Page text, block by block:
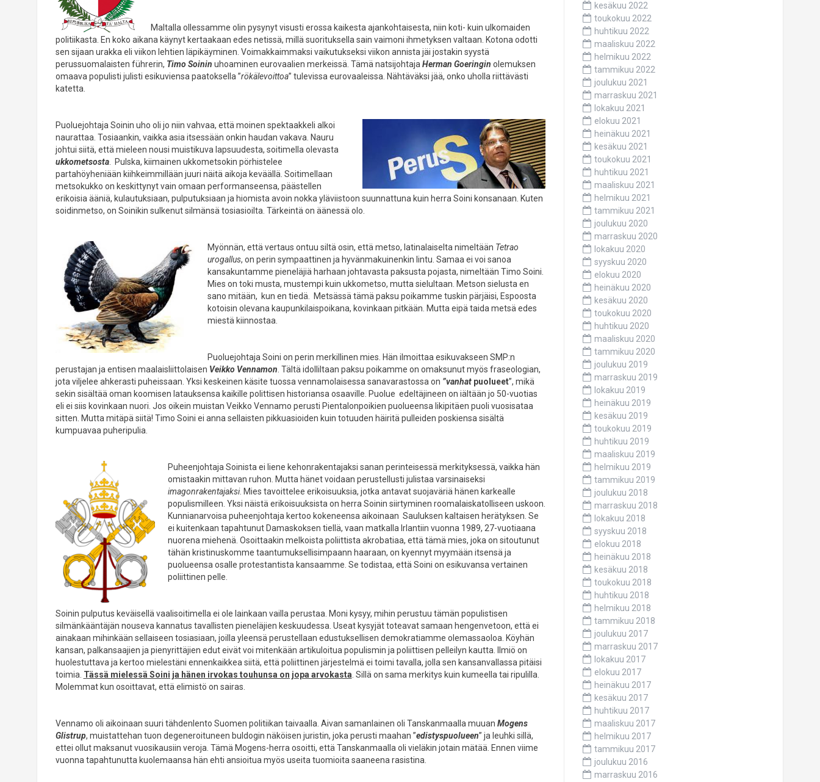
Maltalla ollessamme olin pysynyt visusti erossa kaikesta ajankohtaisesta, niin koti- kuin ulkomaiden
politiikasta. En koko aikana käynyt kertaakaan edes netissä, millä suorituksella sain vaimoni ihmetyksen valtaan. Kotona odotti
sen sijaan urakka eli viikon lehtien läpikäyminen. Voimakkaimmaksi vaikutukseksi viikon annista jäi jostakin syystä
perussuomalaisten führerin, Timo Soinin uhoaminen eurovaalien merkeissä. Tämä natsijohtaja Herman Goeringin olemuksen
omaava populisti julisti esikuviensa paatoksella ”rökälevoittoa” tulevissa eurovaaleissa. Nähtäväksi jää, onko uholla riittävästi
katetta.
Puoluejohtaja Soinin uho oli jo niin vahvaa, että moinen spektaakkeli alkoi
naurattaa. Tosiaankin, vaikka asia itsessään onkin haudan vakava. Nauru
johtui siitä, että mieleen nousi muistikuva lapsuudesta, soitimella olevasta
ukkometsosta. Pulska, kiimainen ukkometsokin pörhistelee
partahöyheniään kiihkeimmillään juuri näitä aikoja keväällä. Soitimellaan
metsokukko on keskittynyt vain omaan performanseensa, päästellen
erikoisia ääniä, kulautuksiaan, pulputuksiaan ja hiomista avoin nokka yläviistoon suunnattuna kuin herra Soini konsanaan. Kuten
soidinmetso, on Soinikin sulkenut silmänsä tosiasioilta. Tärkeintä on äänessä olo.
Myönnän, että vertaus ontuu siltä osin, että metso, latinalaiselta nimeltään Tetrao
urogallus, on perin sympaattinen ja hyvänmakuinenkin lintu. Samaa ei voi sanoa
kansakuntamme pieneläjiä harhaan johtavasta paksusta pojasta, nimeltään Timo Soini.
Mies on toki musta, mustempi kuin ukkometso, mutta sielultaan. Metson sielusta en
sano mitään, kun en tiedä. Metsässä tämä paksu poikamme tuskin pärjäisi, Espoosta
kotoisin olevana kaupunkilaispoikana, kovinkaan pitkään. Mutta eipä taida metsä edes
miestä kiinnostaa.
Puoluejohtaja Soini on perin merkillinen mies. Hän ilmoittaa esikuvakseen SMP:n
perustajan ja entisen maalaisliittolaisen Veikko Vennamon . Tältä idolliltaan paksu poikamme on omaksunut myös fraseologian,
jota viljelee ahkerasti puheissaan. Yksi keskeinen käsite tuossa vennamolaisessa sanavarastossa on ”vanhat puolueet”, mikä
sekin sisältää oman koomisen latauksensa kaikille polittisen historiansa osaaville. Puolue edeltäjineen on iältään jo 50-vuotias
eli ei siis kovinkaan nuori. Jos oikein muistan Veikko Vennamo perusti Pientalonpoikien puolueensa likipitäen puoli vuosisataa
sitten. Mutta mitäpä siitä! Timo Soini ei anna sellaisten pikkuasioiden kuin totuuden häiritä pulleiden poskiensa sisältä
kumpuavaa puheripulia.
Puheenjohtaja Soinista ei liene kehonrakentajaksi sanan perinteisessä merkityksessä, vaikka hän
omistaakin mittavan ruhon. Mutta hänet voidaan perustellusti julistaa varsinaiseksi
imagonrakentajaksi. Mies tavoittelee erikoisuuksia, jotka antavat suojaväriä hänen karkealle
populismilleen. Yksi näistä erikoisuuksista on herra Soinin siirtyminen roomalaiskatolliseen uskoon.
Kunnianarvoisa puheenjohtaja kertoo kokeneensa aikoinaan Sauluksen kaltaisen herätyksen. Se
ei kuitenkaan tapahtunut Damaskoksen tiellä, vaan matkalla Irlantiin vuonna 1989, 27-vuotiaana
nuorena miehenä. Osoittaakin melkoista poliittista akrobatiaa, että tämä mies, joka on sitoutunut
tähän kristinuskomme taantumuksellisimpaann haaraan, on kyennyt myymään itsensä ja
puolueensa osalle protestantista kansaamme. Se todistaa, että Soini on esikuvansa vertainen
poliittinen pelle.
Soinin pulputus keväisellä vaalisoitimella ei ole lainkaan vailla perustaa. Moni kysyy, mihin perustuu tämän populistisen
silmänkääntäjän nouseva kannatus tavallisten pieneläjien keskuudessa. Useat kysyjät toteavat samaan hengenvetoon, että ei
ainakaan mihinkään sellaiseen tosiasiaan, joilla yleensä perustellaan edustuksellisen demokratiamme olemassaoloa. Köyhän
kansan, palkansaajien ja pienyrittäjien edut eivät voi mitenkään artikuloitua populismin ja poliittisen pelleilyn kautta. Ilmiö on
huolestuttava ja kertoo mielestäni ennenkaikkea siitä, että poliittinen järjestelmä ei toimi tavalla, jolla sen kansanvallassa pitäisi
toimia. Tässä mielessä Soini ja hänen irvokas touhunsa on jopa arvokasta . Sillä on sama merkitys kuin kumeella tai ripulilla.
Molemmat kun osoittavat, että elimistö on sairas.
Vennamo oli aikoinaan suuri tähdenlento Suomen politiikan taivaalla. Aivan samanlainen oli Tanskanmaalla muuan Mogens
Glistrup, muistattehan tuon degeneroituneen buldogin näköisen juristin, joka perusti maahan ”edistyspuolueen” ja leuhki sillä,
ettei ollut maksanut vuosikausiin veroja. Tämä Mogens-herra osoitti, että Tanskanmaalla oli vieläkin jotain mätää. Ennen viime
vuonna tapahtunutta kuolemaansa hän ehti ansioitua myös useita tuomioita saaneena rasistina.
kesäkuu 2022
toukokuu 2022
huhtikuu 2022
maaliskuu 2022
helmikuu 2022
tammikuu 2022
joulukuu 2021
marraskuu 2021
lokakuu 2021
elokuu 2021
heinäkuu 2021
kesäkuu 2021
toukokuu 2021
huhtikuu 2021
maaliskuu 2021
helmikuu 2021
tammikuu 2021
joulukuu 2020
marraskuu 2020
lokakuu 2020
syyskuu 2020
elokuu 2020
heinäkuu 2020
kesäkuu 2020
toukokuu 2020
huhtikuu 2020
maaliskuu 2020
tammikuu 2020
joulukuu 2019
marraskuu 2019
lokakuu 2019
heinäkuu 2019
kesäkuu 2019
toukokuu 2019
huhtikuu 2019
maaliskuu 2019
helmikuu 2019
tammikuu 2019
joulukuu 2018
marraskuu 2018
lokakuu 2018
syyskuu 2018
elokuu 2018
heinäkuu 2018
kesäkuu 2018
toukokuu 2018
huhtikuu 2018
helmikuu 2018
tammikuu 2018
joulukuu 2017
marraskuu 2017
lokakuu 2017
elokuu 2017
heinäkuu 2017
kesäkuu 2017
huhtikuu 2017
maaliskuu 2017
helmikuu 2017
tammikuu 2017
joulukuu 2016
marraskuu 2016